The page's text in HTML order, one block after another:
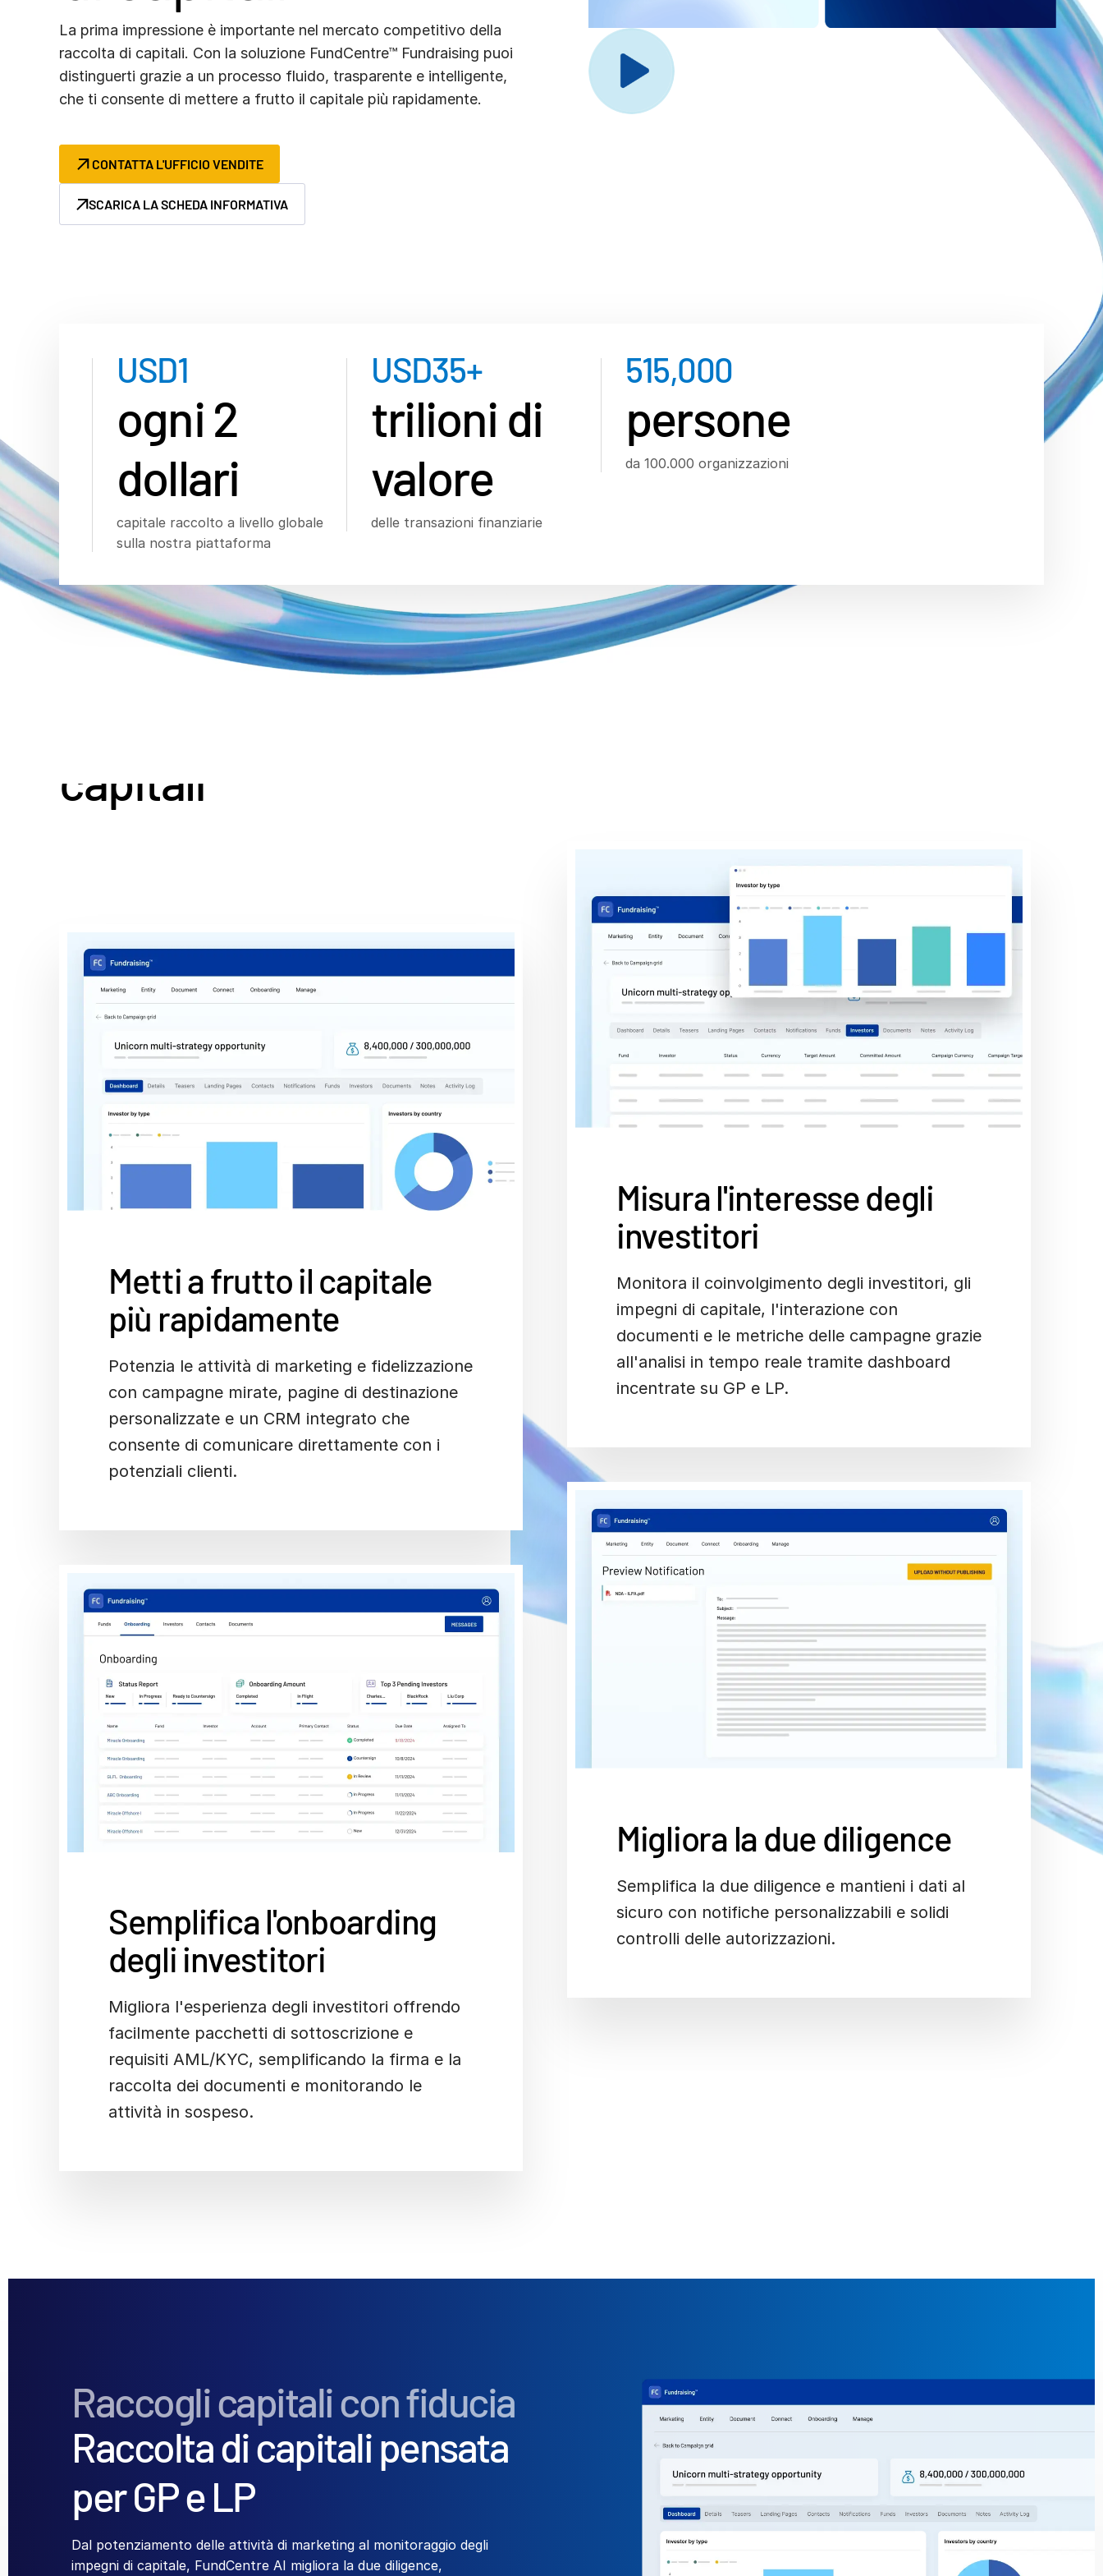
PRODOTTI
AGGIUNTIVI
La prima impressione è importante nel mercato competitivo della
raccolta di capitali. Con la soluzione FundCentre™ Fundraising puoi
distinguerti grazie a un processo fluido, trasparente e intelligente,
che ti consente di mettere a frutto il capitale più rapidamente.
CONTATTA L'UFFICIO VENDITE
SCARICA LA SCHEDA INFORMATIVA
USD1
ogni 2
dollari
capitale raccolto a livello globale
sulla nostra piattaforma
USD35+
trilioni di
valore
delle transazioni finanziarie
515,000
persone
da 100.000 organizzazioni
capitali
Metti a frutto il capitale
più rapidamente
Potenzia le attività di marketing e fidelizzazione
con campagne mirate, pagine di destinazione
personalizzate e un CRM integrato che
consente di comunicare direttamente con i
potenziali clienti.
Semplifica l'onboarding
degli investitori
Migliora l'esperienza degli investitori offrendo
facilmente pacchetti di sottoscrizione e
requisiti AML/KYC, semplificando la firma e la
raccolta dei documenti e monitorando le
attività in sospeso.
Misura l'interesse degli
investitori
Monitora il coinvolgimento degli investitori, gli
impegni di capitale, l'interazione con
documenti e le metriche delle campagne grazie
all'analisi in tempo reale tramite dashboard
incentrate su GP e LP.
Migliora la due diligence
Semplifica la due diligence e mantieni i dati al
sicuro con notifiche personalizzabili e solidi
controlli delle autorizzazioni.
Raccogli capitali con fiducia
Raccolta di capitali pensata
per GP e LP
Dal potenziamento delle attività di marketing al monitoraggio degli
impegni di capitale, FundCentre AI migliora la due diligence,